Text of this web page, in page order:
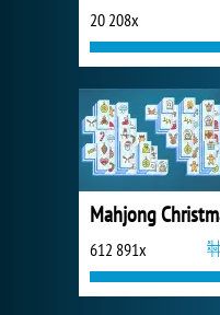
20 208x
Mahjong
612 891x